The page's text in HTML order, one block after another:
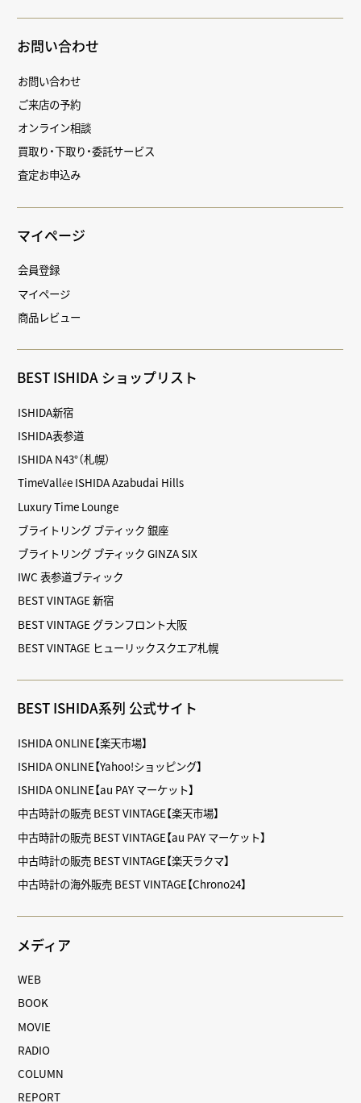
お問い合わせ
お問い合わせ
ご来店の予約
オンライン相談
買取り・下取り・委託サービス
査定お申込み
マイページ
会員登録
マイページ
商品レビュー
BEST ISHIDA ショップリスト
ISHIDA新宿
ISHIDA表参道
ISHIDA N43°（札幌）
TimeVallée ISHIDA Azabudai Hills
Luxury Time Lounge
ブライトリング ブティック 銀座
ブライトリング ブティック GINZA SIX
IWC 表参道ブティック
BEST VINTAGE 新宿
BEST VINTAGE グランフロント大阪
BEST VINTAGE ヒューリックスクエア札幌
BEST ISHIDA系列 公式サイト
ISHIDA ONLINE【楽天市場】
ISHIDA ONLINE【Yahoo!ショッピング】
ISHIDA ONLINE【au PAY マーケット】
中古時計の販売 BEST VINTAGE【楽天市場】
中古時計の販売 BEST VINTAGE【au PAY マーケット】
中古時計の販売 BEST VINTAGE【楽天ラクマ】
中古時計の海外販売 BEST VINTAGE【Chrono24】
メディア
WEB
BOOK
MOVIE
RADIO
COLUMN
REPORT